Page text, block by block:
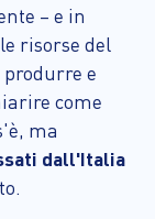
– e in
risorse del
e
come
ma
dall'Italia